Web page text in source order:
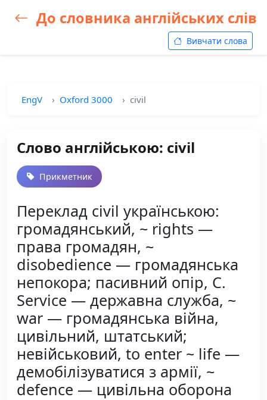
До словника англійських слів
Вивчати слова
EngV Oxford 3000 civil
Слово англійською: civil
Прикметник
Переклад civil українською:
громадянський, ~ rights —
права громадян, ~
disobedience — громадянська
непокора; пасивний опір, C.
Service — державна служба, ~
war — громадянська війна,
цивільний, штатський;
невійськовий, to enter ~ life —
демобілізуватися з армії, ~
defence — цивільна оборона